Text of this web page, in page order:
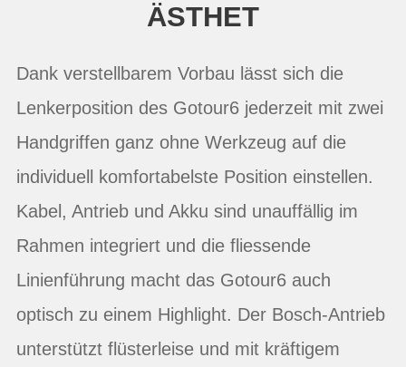
ÄSTHET
Dank verstellbarem Vorbau lässt sich die
Lenkerposition des Gotour6 jederzeit mit zwei
Handgriffen ganz ohne Werkzeug auf die
individuell komfortabelste Position einstellen.
Kabel, Antrieb und Akku sind unauffällig im
Rahmen integriert und die fliessende
Linienführung macht das Gotour6 auch
optisch zu einem Highlight. Der Bosch-Antrieb
unterstützt flüsterleise und mit kräftigem